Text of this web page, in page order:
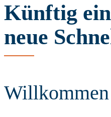
Künftig
neue